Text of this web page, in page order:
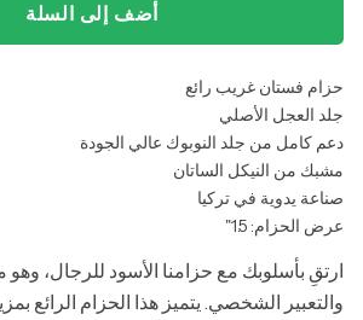
أضف إلى السلة
حزام فستان غريب رائع
جلد العجل الأصلي
دعم كامل من جلد النوبوك عالي الجودة
مشبك من النيكل الساتان
صناعة يدوية في تركيا
عرض الحزام: 1.5"
ارتقِ بأسلوبك مع حزامنا الأسود للرجال، وهو
والتعبير الشخصي. يتميز هذا الحزام الرائع